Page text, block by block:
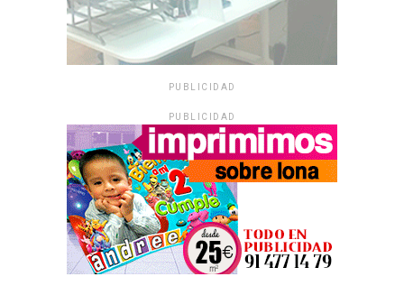
PUBLICIDAD
PUBLICIDAD